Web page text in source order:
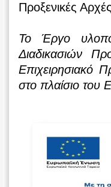
Προξενικές
Το Έργο
Διαδικασιών
στο πλαίσιο